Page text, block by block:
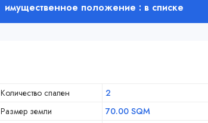
имущественное положение : в списке
Количество спален
2
Размер земли
70.00 SQM